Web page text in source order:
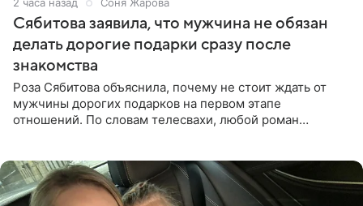
Сябитова заявила, что мужчина не обязан
делать дорогие подарки сразу после
знакомства
Роза Сябитова объяснила, почему не стоит ждать от
мужчины дорогих подарков на первом этапе
отношений. По словам телесвахи, любой роман